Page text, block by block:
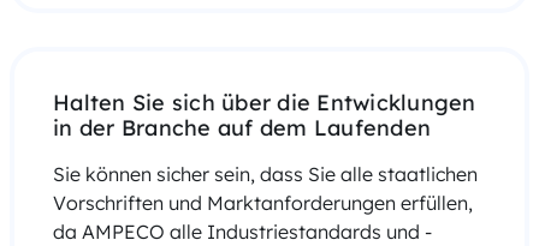
Halten Sie sich über die Entwicklungen
in der Branche auf dem Laufenden
Sie können sicher sein, dass Sie alle staatlichen
Vorschriften und Marktanforderungen erfüllen,
da AMPECO alle Industriestandards und -